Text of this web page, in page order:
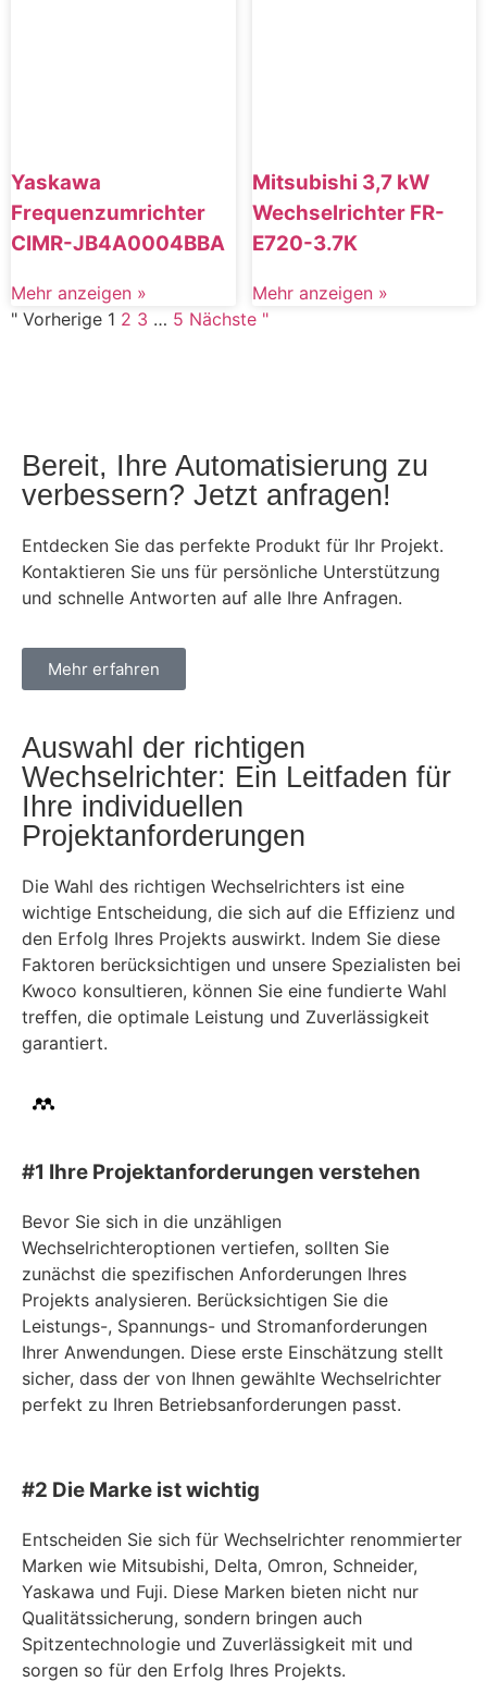
Yaskawa
Frequenzumrichter
CIMR-JB4A0004BBA
Mehr anzeigen »
Mitsubishi 3,7 kW
Wechselrichter FR-
E720-3.7K
Mehr anzeigen »
" Vorherige 1 2 3 … 5 Nächste "
Bereit, Ihre Automatisierung zu
verbessern? Jetzt anfragen!
Entdecken Sie das perfekte Produkt für Ihr Projekt.
Kontaktieren Sie uns für persönliche Unterstützung
und schnelle Antworten auf alle Ihre Anfragen.
Mehr erfahren
Auswahl der richtigen
Wechselrichter: Ein Leitfaden für
Ihre individuellen
Projektanforderungen
Die Wahl des richtigen Wechselrichters ist eine
wichtige Entscheidung, die sich auf die Effizienz und
den Erfolg Ihres Projekts auswirkt. Indem Sie diese
Faktoren berücksichtigen und unsere Spezialisten bei
Kwoco konsultieren, können Sie eine fundierte Wahl
treffen, die optimale Leistung und Zuverlässigkeit
garantiert.
#1 Ihre Projektanforderungen verstehen
Bevor Sie sich in die unzähligen
Wechselrichteroptionen vertiefen, sollten Sie
zunächst die spezifischen Anforderungen Ihres
Projekts analysieren. Berücksichtigen Sie die
Leistungs-, Spannungs- und Stromanforderungen
Ihrer Anwendungen. Diese erste Einschätzung stellt
sicher, dass der von Ihnen gewählte Wechselrichter
perfekt zu Ihren Betriebsanforderungen passt.
#2 Die Marke ist wichtig
Entscheiden Sie sich für Wechselrichter renommierter
Marken wie Mitsubishi, Delta, Omron, Schneider,
Yaskawa und Fuji. Diese Marken bieten nicht nur
Qualitätssicherung, sondern bringen auch
Spitzentechnologie und Zuverlässigkeit mit und
sorgen so für den Erfolg Ihres Projekts.